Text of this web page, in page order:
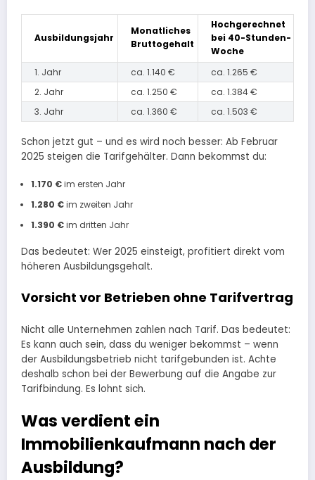
Ausbildungsjahr
Monatliches
Bruttogehalt
Hochgerechnet
bei 40-Stunden-
Woche
1. Jahr
ca. 1.140 €
ca. 1.265 €
2. Jahr
ca. 1.250 €
ca. 1.384 €
3. Jahr
ca. 1.360 € ca. 1.503 €
Schon jetzt gut – und es wird noch besser: Ab Februar
2025 steigen die Tarifgehälter. Dann bekommst du:
1.170 €im ersten Jahr
1.280 €im zweiten Jahr
1.390 €im dritten Jahr
Das bedeutet: Wer 2025 einsteigt, profitiert direkt vom
höheren Ausbildungsgehalt.
Vorsicht vor Betrieben ohne Tarifvertrag
Nicht alle Unternehmen zahlen nach Tarif. Das bedeutet:
Es kann auch sein, dass du weniger bekommst – wenn
der Ausbildungsbetrieb nicht tarifgebunden ist. Achte
deshalb schon bei der Bewerbung auf die Angabe zur
Tarifbindung. Es lohnt sich.
Was verdient ein
Immobilienkaufmann nach der
Ausbildung?